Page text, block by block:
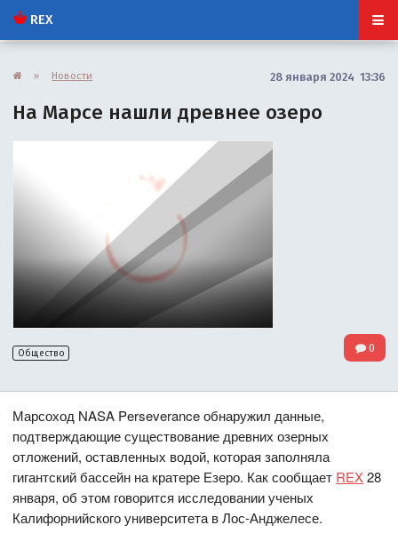
REX
» Новости 28 января 2024 13:36
На Марсе нашли древнее озеро
Общество 0
Марсоход NASA Perseverance обнаружил данные,
подтверждающие существование древних озерных
отложений, оставленных водой, которая заполняла
гигантский бассейн на кратере Езеро. Как сообщает REX28
января, об этом говорится исследовании ученых
Калифорнийского университета в Лос-Анджелесе.